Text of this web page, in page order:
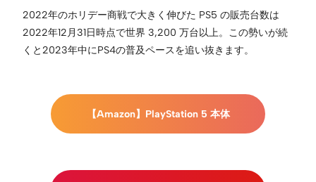
2022年のホリデー商戦で大きく伸びた PS5 の販売台数は
2022年12月31日時点で世界 3,200 万台以上。この勢いが続
くと2023年中にPS4の普及ペースを追い抜きます。
【Amazon】PlayStation 5 本体